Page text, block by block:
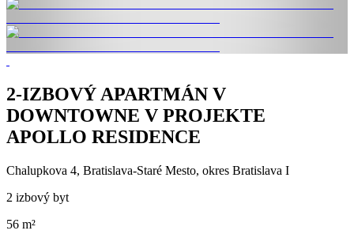
2-IZBOVÝ APARTMÁN V
DOWNTOWNE V PROJEKTE
APOLLO RESIDENCE
Chalupkova 4, Bratislava-Staré Mesto, okres Bratislava I
2 izbový byt
56 m²